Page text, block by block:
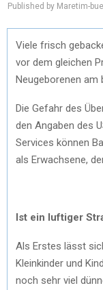
Published by Maretim-
Viele frisch
vor dem gleichen
Neugeborenen am
Die Gefahr des
den Angaben des
Services können
als Erwachsene,
Ist ein luftiger
Als Erstes lässt
Kleinkinder und
noch sehr viel